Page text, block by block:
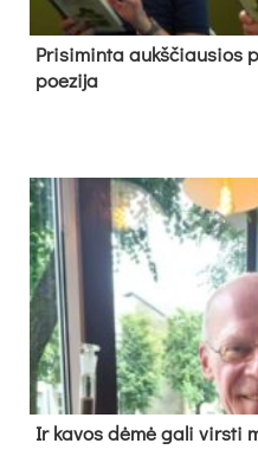
Pri­si­min­ta aukš­čiau­sios
poe­zi­ja
Ir ka­vos dė­mė ga­li virs­ti